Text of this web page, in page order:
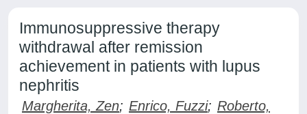
Immunosuppressive therapy
withdrawal after remission
achievement in patients with lupus
nephritis
Margherita, Zen; Enrico, Fuzzi; Roberto,